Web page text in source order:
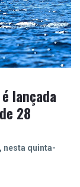
lançada
28
nesta quinta-